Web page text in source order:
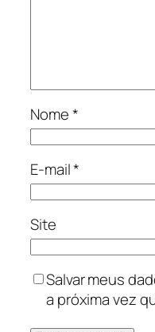
Nome*
E-mail*
Site
Salvar meus
a próxima vez